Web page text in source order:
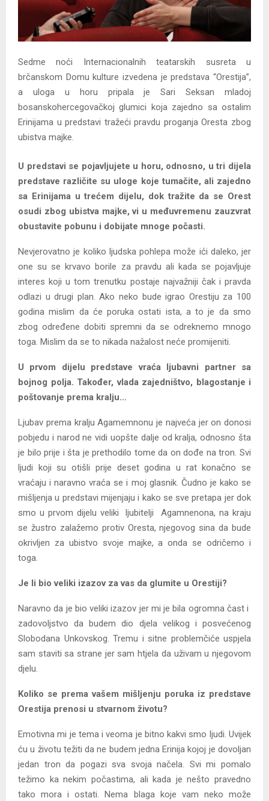
Sedme noći Internacionalnih teatarskih susreta u
brčanskom Domu kulture izvedena je predstava “Orestija”,
a uloga u horu pripala je Sari Seksan mladoj
bosanskohercegovačkoj glumici koja zajedno sa ostalim
Erinijama u predstavi tražeći pravdu proganja Oresta zbog
ubistva majke.
U predstavi se pojavljujete u horu, odnosno, u tri dijela
predstave različite su uloge koje tumačite, ali zajedno
sa Erinijama u trećem dijelu, dok tražite da se Orest
osudi zbog ubistva majke, vi u međuvremenu zauzvrat
obustavite pobunu i dobijate mnoge počasti.
Nevjerovatno je koliko ljudska pohlepa može ići daleko, jer
one su se krvavo borile za pravdu ali kada se pojavljuje
interes koji u tom trenutku postaje najvažniji čak i pravda
odlazi u drugi plan. Ako neko bude igrao Orestiju za 100
godina mislim da će poruka ostati ista, a to je da smo
zbog određene dobiti spremni da se odreknemo mnogo
toga. Mislim da se to nikada nažalost neće promijeniti.
U prvom dijelu predstave vraća ljubavni partner sa
bojnog polja. Također, vlada zajedništvo, blagostanje i
poštovanje prema kralju…
Ljubav prema kralju Agamemnonu je najveća jer on donosi
pobjedu i narod ne vidi uopšte dalje od kralja, odnosno šta
je bilo prije i šta je prethodilo tome da on dođe na tron. Svi
ljudi koji su otišli prije deset godina u rat konačno se
vraćaju i naravno vraća se i moj glasnik. Čudno je kako se
mišljenja u predstavi mijenjaju i kako se sve pretapa jer dok
smo u prvom dijelu veliki ljubitelji Agamnenona, na kraju
se žustro zalažemo protiv Oresta, njegovog sina da bude
okrivljen za ubistvo svoje majke, a onda se odričemo i
toga.
Je li bio veliki izazov za vas da glumite u Orestiji?
Naravno da je bio veliki izazov jer mi je bila ogromna čast i
zadovoljstvo da budem dio djela velikog i posvećenog
Slobodana Unkovskog. Tremu i sitne problemčiće uspjela
sam staviti sa strane jer sam htjela da uživam u njegovom
djelu.
Koliko se prema vašem mišljenju poruka iz predstave
Orestija prenosi u stvarnom životu?
Emotivna mi je tema i veoma je bitno kakvi smo ljudi. Uvijek
ću u životu težiti da ne budem jedna Erinija kojoj je dovoljan
jedan tron da pogazi sva svoja načela. Svi mi pomalo
težimo ka nekim počastima, ali kada je nešto pravedno
tako mora i ostati. Nema blaga koje vam neko može